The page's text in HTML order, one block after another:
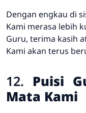
Dengan engkau di
Kami merasa lebih
Guru, terima kasih
Kami akan terus
12. Puisi
Mata Kami